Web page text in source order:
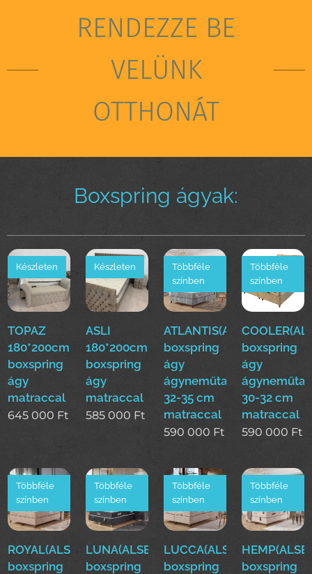
RENDEZZE BE
VELÜNK
OTTHONÁT
Boxspring ágyak:
TOPAZ
180*200cm
boxspring
ágy
matraccal
Készleten
645 000 Ft
ASLI
180*200cm
boxspring
ágy
matraccal
Készleten
585 000 Ft
ATLANTIS(ALS)160*200cm
boxspring
ágy
ágyneműtartóval
32-35 cm
matraccal
Többféle
színben
590 000 Ft
boxspring
ágy
30-32 cm
matraccal
Többféle
színben
590 000 Ft
ROYAL(ALS)160*200cm
boxspring
Többféle
színben
LUNA(ALSE)160*200cm
boxspring
Többféle
színben
LUCCA(ALSE)160*200cm
boxspring
Többféle
színben
boxspring
Többféle
színben